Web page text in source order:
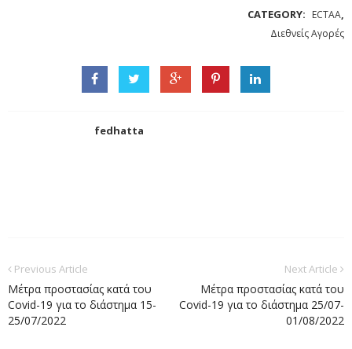
CATEGORY: ECTAA,
Διεθνείς Αγορές
fedhatta
Previous Article
Μέτρα προστασίας κατά του
Covid-19 για το διάστημα 15-
25/07/2022
Next Article
Μέτρα προστασίας κατά του
Covid-19 για το διάστημα 25/07-
01/08/2022